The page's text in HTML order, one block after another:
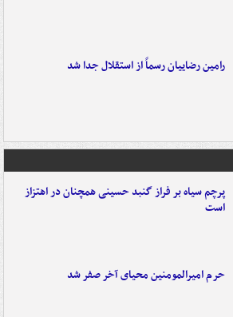
رامین رضاییان رسماً از استقلال جدا شد
پرچم سیاه بر فراز گنبد حسینی همچنان در اهتزاز
است
حرم امیرالمومنین محیای آخر صفر شد